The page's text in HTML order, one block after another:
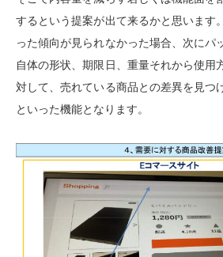
するという提案が出て来るかと思います
った傾向が見られなかった場合、次にパ
自体の形状、期限日、重量それから使用
対して、売れている商品との差異を見つ
といった機能となります。